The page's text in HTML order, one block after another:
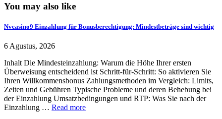
You may also like
Nvcasino9 Einzahlung für Bonusberechtigung: Mindestbeträge sind wichtig
6 Agustus, 2026
Inhalt Die Mindesteinzahlung: Warum die Höhe Ihrer ersten
Überweisung entscheidend ist Schritt-für-Schritt: So aktivieren Sie
Ihren Willkommensbonus Zahlungsmethoden im Vergleich: Limits,
Zeiten und Gebühren Typische Probleme und deren Behebung bei
der Einzahlung Umsatzbedingungen und RTP: Was Sie nach der
Einzahlung … Read more